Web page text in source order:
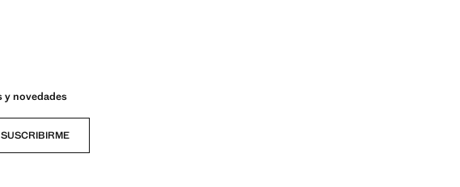
y novedades
SUSCRIBIRME